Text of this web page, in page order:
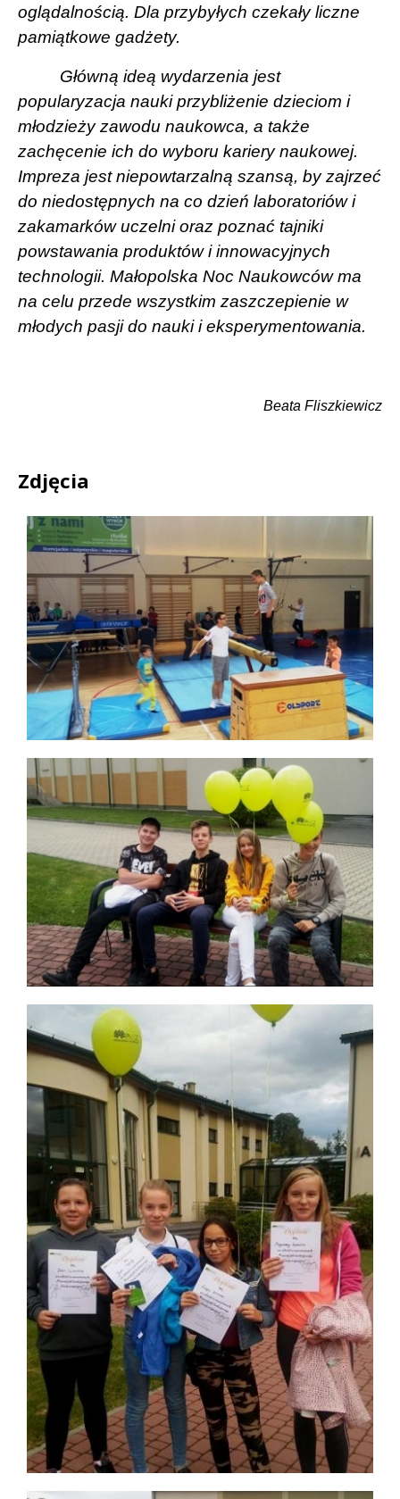
oglądalnością. Dla przybyłych czekały liczne
pamiątkowe gadżety.
Główną ideą wydarzenia jest
popularyzacja nauki przybliżenie dzieciom i
młodzieży zawodu naukowca, a także
zachęcenie ich do wyboru kariery naukowej.
Impreza jest niepowtarzalną szansą, by zajrzeć
do niedostępnych na co dzień laboratoriów i
zakamarków uczelni oraz poznać tajniki
powstawania produktów i innowacyjnych
technologii. Małopolska Noc Naukowców ma
na celu przede wszystkim zaszczepienie w
młodych pasji do nauki i eksperymentowania.
Beata Fliszkiewicz
Zdjęcia